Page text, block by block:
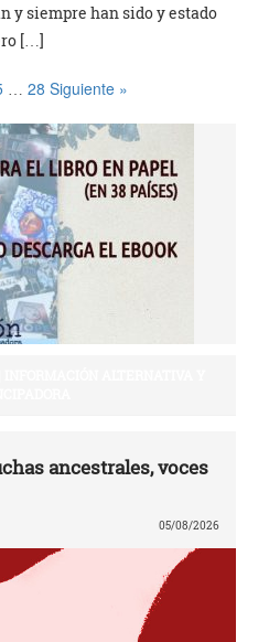
y siempre han sido y estado
[…]
28 Siguiente »
ancestrales, voces
05/08/2026